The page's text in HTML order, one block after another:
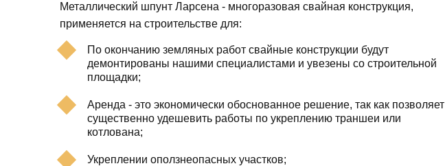
Металлический шпунт Ларсена - многоразовая свайная конструкция,
применяется на строительстве для:
По окончанию земляных работ свайные конструкции будут
демонтированы нашими специалистами и увезены со строительной
площадки;
Аренда - это экономически обоснованное решение, так как позволяет
существенно удешевить работы по укреплению траншеи или
котлована;
Укреплении оползнеопасных участков;